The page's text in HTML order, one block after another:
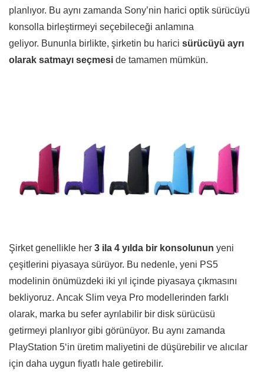
planlıyor. Bu aynı zamanda Sony’nin harici optik sürücüyü
konsolla birleştirmeyi seçebileceği anlamına
geliyor. Bununla birlikte, şirketin bu harici sürücüyü ayrı
olarak satmayı seçmesi de tamamen mümkün.
Şirket genellikle her 3 ila 4 yılda bir konsolunun yeni
çeşitlerini piyasaya sürüyor. Bu nedenle, yeni PS5
modelinin önümüzdeki iki yıl içinde piyasaya çıkmasını
bekliyoruz. Ancak Slim veya Pro modellerinden farklı
olarak, marka bu sefer ayrılabilir bir disk sürücüsü
getirmeyi planlıyor gibi görünüyor. Bu aynı zamanda
PlayStation 5‘in üretim maliyetini de düşürebilir ve alıcılar
için daha uygun fiyatlı hale getirebilir.